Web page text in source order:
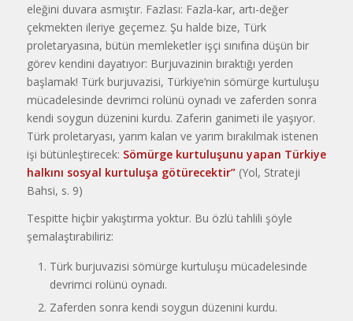
eleğini duvara asmıştır. Fazlası: Fazla-kar, artı-değer
çekmekten ileriye geçemez. Şu halde bize, Türk
proletaryasına, bütün memleketler işçi sınıfına düşün bir
görev kendini dayatıyor: Burjuvazinin bıraktığı yerden
başlamak! Türk burjuvazisi, Türkiye’nin sömürge kurtuluşu
mücadelesinde devrimci rolünü oynadı ve zaferden sonra
kendi soygun düzenini kurdu. Zaferin ganimeti ile yaşıyor.
Türk proletaryası, yarım kalan ve yarım bırakılmak istenen
işi bütünleştirecek: Sömürge kurtuluşunu yapan Türkiye
halkını sosyal kurtuluşa götürecektir” (Yol, Strateji
Bahsi, s. 9)
Tespitte hiçbir yakıştırma yoktur. Bu özlü tahlili şöyle
şemalaştırabiliriz:
Türk burjuvazisi sömürge kurtuluşu mücadelesinde
devrimci rolünü oynadı.
Zaferden sonra kendi soygun düzenini kurdu.